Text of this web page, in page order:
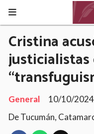
Cristina
justicialistas
General
10/10/2024
De Tucumán,